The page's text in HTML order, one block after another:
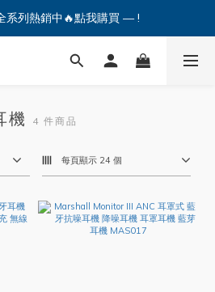
系列熱銷中🔥點我購買 — !
系列熱銷中🔥點我購買 — !
新好友領優惠券！🎫
機 4 件商品
每頁顯示 24 個